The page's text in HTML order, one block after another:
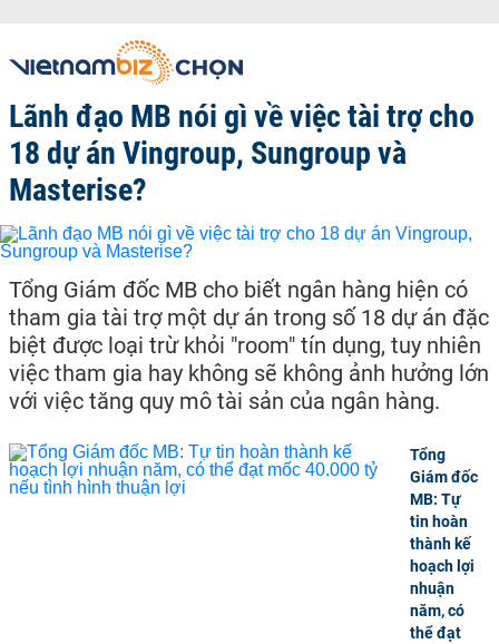
Lãnh đạo MB nói gì về việc tài trợ cho
18 dự án Vingroup, Sungroup và
Masterise?
Tổng Giám đốc MB cho biết ngân hàng hiện có
tham gia tài trợ một dự án trong số 18 dự án đặc
biệt được loại trừ khỏi "room" tín dụng, tuy nhiên
việc tham gia hay không sẽ không ảnh hưởng lớn
với việc tăng quy mô tài sản của ngân hàng.
Tổng
Giám đốc
MB: Tự
tin hoàn
thành kế
hoạch lợi
nhuận
năm, có
thể đạt